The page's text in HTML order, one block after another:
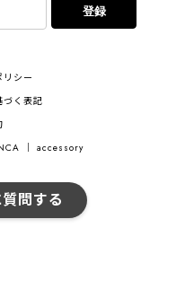
登録
リシー
づく表記
｜ accessory
問する